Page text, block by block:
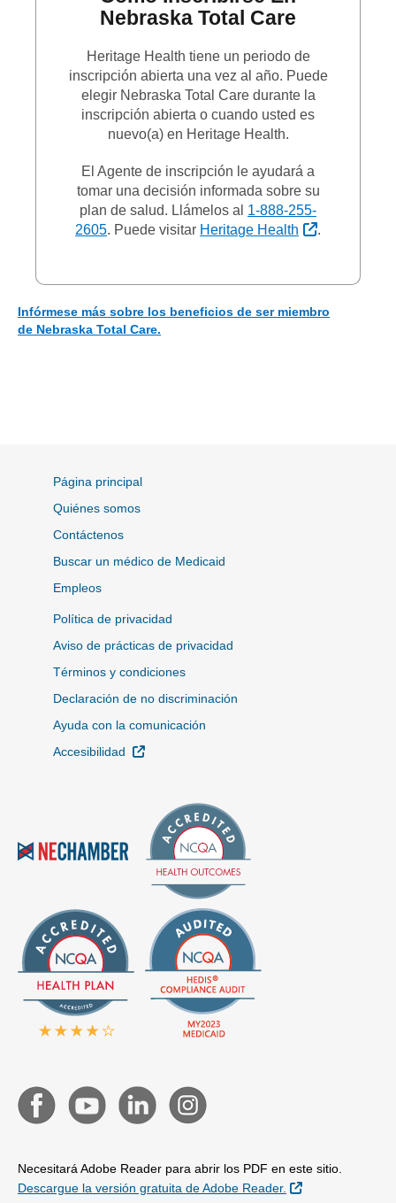
Nebraska Total Care
Heritage Health tiene un periodo de
inscripción abierta una vez al año. Puede
elegir Nebraska Total Care durante la
inscripción abierta o cuando usted es
nuevo(a) en Heritage Health.
El Agente de inscripción le ayudará a
tomar una decisión informada sobre su
plan de salud. Llámelos al 1-888-255-
2605. Puede visitar Heritage Health Sitio Externo
.
Infórmese más sobre los beneficios de ser miembro
de Nebraska Total Care.
Página principal
Quiénes somos
Contáctenos
Buscar un médico de Medicaid
Empleos
Política de privacidad
Aviso de prácticas de privacidad
Términos y condiciones
Declaración de no discriminación
Ayuda con la comunicación
Accesibilidad
Sitio Externo
Necesitará Adobe Reader para abrir los PDF en este sitio.
Descargue la versión gratuita de Adobe Reader.
Sitio Externo